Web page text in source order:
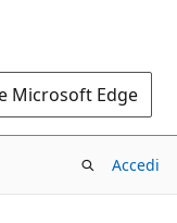
Microsoft Edge
Accedi